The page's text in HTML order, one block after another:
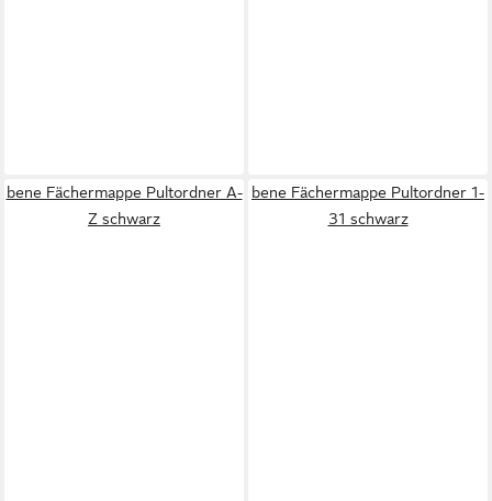
bene Fächermappe Pultordner A-
Z schwarz
bene Fächermappe Pultordner 1-
31 schwarz